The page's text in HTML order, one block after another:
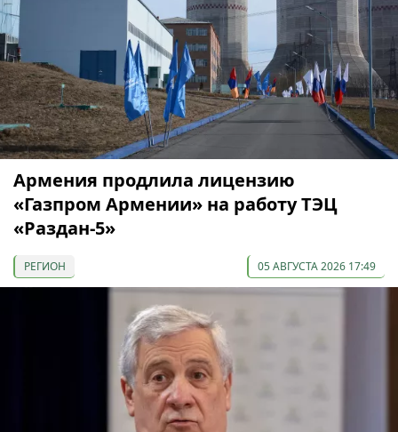
Армения продлила лицензию
«Газпром Армении» на работу ТЭЦ
«Раздан-5»
РЕГИОН 05 АВГУСТА 2026 17:49